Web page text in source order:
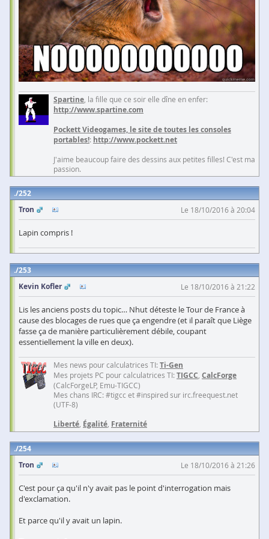
Spartine , la fille que ce soir elle dîne en enfer:
http://www.spartine.com
Pockett Videogames, le site de toutes les consoles
portables!: http://www.pockett.net
J'aime beaucoup faire des dessins aux petites filles! C'est ma
passion.
252
Tron
Le 18/10/2016 à 20:04
Lapin compris !
253
Kevin Kofler
Le 18/10/2016 à 21:22
Lis les anciens posts du topic… Nhut déteste le Tour de France à
cause des blocages de rues que ça engendre (et il paraît que Liège
fasse ça de manière particulièrement débile, coupant
essentiellement la ville en deux).
Mes news pour calculatrices TI: Ti-Gen
Mes projets PC pour calculatrices TI: TIGCC CalcForge
(CalcForgeLP, Emu-TIGCC)
Mes chans IRC: #tigcc et #inspired sur irc.freequest.net
(UTF-8)
Liberté Égalité Fraternité
254
Tron
Le 18/10/2016 à 21:26
C'est pour ça qu'il n'y avait pas le point d'interrogation mais
d'exclamation.
Et parce qu'il y avait un lapin.